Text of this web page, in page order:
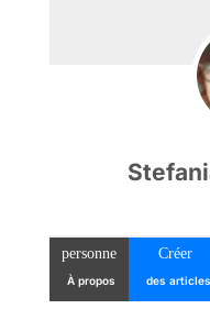
personne
À propos
Créer
des articles